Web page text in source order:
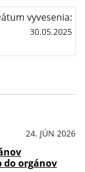
vyvesenia:
30.05.2025
24. JÚN 2026
do orgánov